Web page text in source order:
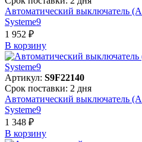
Автоматический выключатель
Systeme9
1 952 ₽
В корзинy
Артикул: S9F22140
Срок поставки: 2 дня
Автоматический выключатель
Systeme9
1 348 ₽
В корзинy